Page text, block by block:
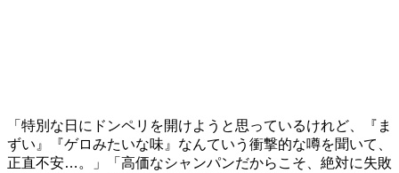
「特別な日にドンペリを開けようと思っているけれど、『ま
ずい』『ゲロみたいな味』なんていう衝撃的な噂を聞いて、
正直不安…。」「高価なシャンパンだからこそ、絶対に失敗